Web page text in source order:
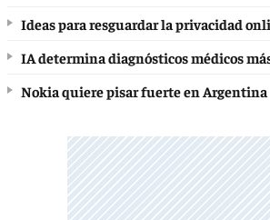
Ideas para resguardar la privacidad
IA determina diagnósticos médicos
Nokia quiere pisar fuerte en Argentina